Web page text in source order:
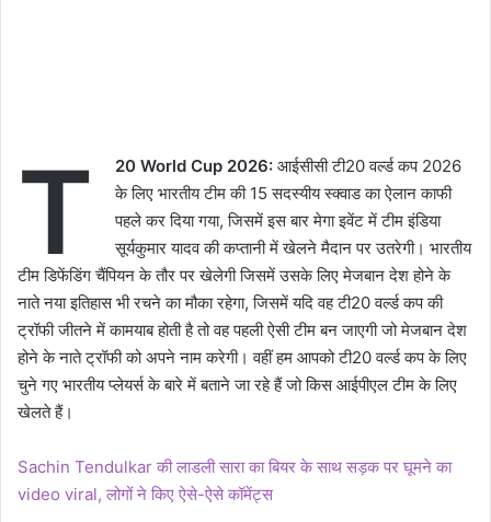
T 20 World Cup 2026: आईसीसी टी20 वर्ल्ड कप 2026
के लिए भारतीय टीम की 15 सदस्यीय स्क्वाड का ऐलान काफी
पहले कर दिया गया, जिसमें इस बार मेगा इवेंट में टीम इंडिया
सूर्यकुमार यादव की कप्तानी में खेलने मैदान पर उतरेगी। भारतीय
टीम डिफेंडिंग चैंपियन के तौर पर खेलेगी जिसमें उसके लिए मेजबान देश होने के
नाते नया इतिहास भी रचने का मौका रहेगा, जिसमें यदि वह टी20 वर्ल्ड कप की
ट्रॉफी जीतने में कामयाब होती है तो वह पहली ऐसी टीम बन जाएगी जो मेजबान देश
होने के नाते ट्रॉफी को अपने नाम करेगी। वहीं हम आपको टी20 वर्ल्ड कप के लिए
चुने गए भारतीय प्लेयर्स के बारे में बताने जा रहे हैं जो किस आईपीएल टीम के लिए
खेलते हैं।
Sachin Tendulkar की लाडली सारा का बियर के साथ सड़क पर घूमने का
video viral, लोगों ने किए ऐसे-ऐसे कॉमेंट्स